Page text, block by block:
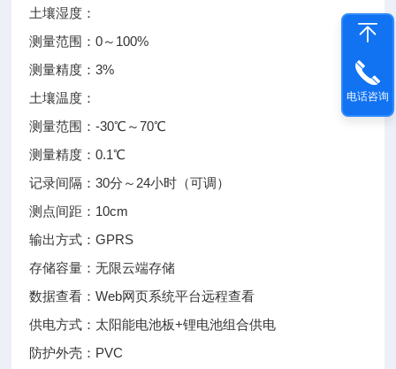
土壤湿度：
测量范围：0～100%
测量精度：3%
土壤温度：
测量范围：-30℃～70℃
测量精度：0.1℃
记录间隔：30分～24小时（可调）
测点间距：10cm
输出方式：GPRS
存储容量：无限云端存储
数据查看：Web网页系统平台远程查看
供电方式：太阳能电池板+锂电池组合供电
防护外壳：PVC
电话咨询